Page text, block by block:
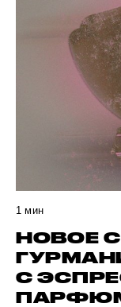
1 мин
НОВОЕ
С